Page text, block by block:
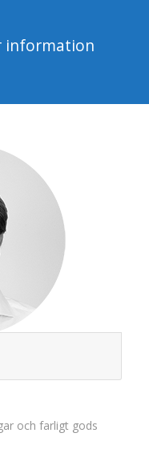
information
och farligt gods